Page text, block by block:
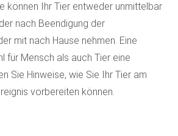
können Ihr Tier entweder unmittelbar
nach Beendigung der
mit nach Hause nehmen. Eine
für Mensch als auch Tier eine
Sie Hinweise, wie Sie Ihr Tier am
vorbereiten können.